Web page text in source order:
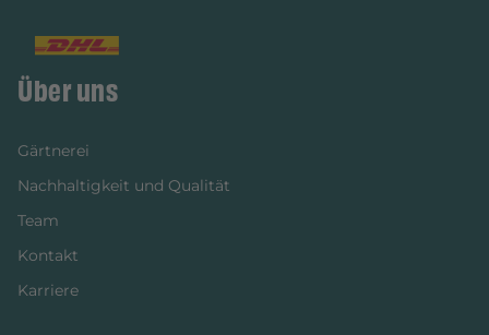
Über uns
Gärtnerei
Nachhaltigkeit und Qualität
Team
Kontakt
Karriere